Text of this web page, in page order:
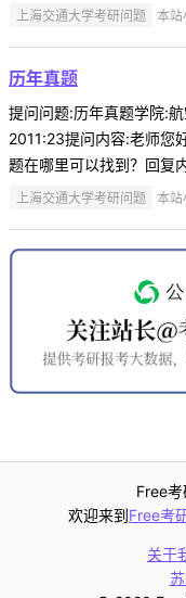
上海交通大学考研问题 本
历年真题
提问问题:历年真题学院:
2011:23提问内容:老师您
题在哪里可以找到？回复
上海交通大学考研问题 本
Free
欢迎来到Free考
关于